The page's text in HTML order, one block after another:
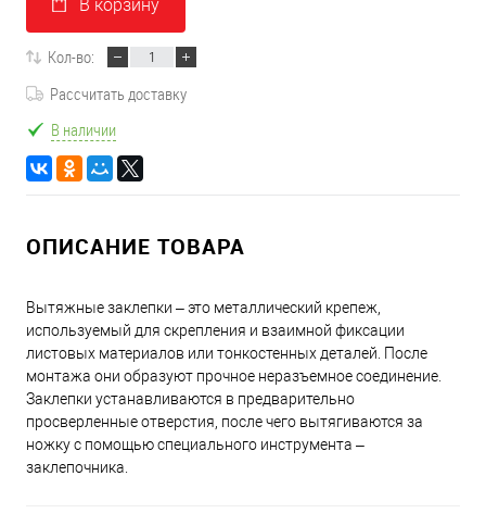
В корзину
Кол-во:
Рассчитать доставку
В наличии
ОПИСАНИЕ ТОВАРА
Вытяжные заклепки – это металлический крепеж,
используемый для скрепления и взаимной фиксации
листовых материалов или тонкостенных деталей. После
монтажа они образуют прочное неразъемное соединение.
Заклепки устанавливаются в предварительно
просверленные отверстия, после чего вытягиваются за
ножку с помощью специального инструмента –
заклепочника.